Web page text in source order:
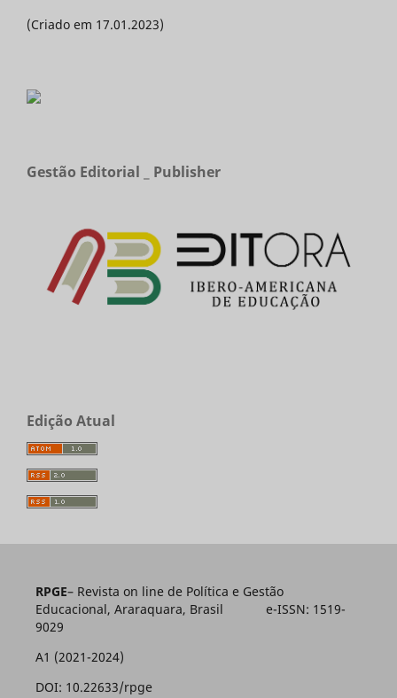
(Criado em 17.01.2023)
Gestão Editorial _ Publisher
Edição Atual
RPGE– Revista on line de Política e Gestão
Educacional, Araraquara, Brasil e-ISSN: 1519-
9029
A1 (2021-2024)
DOI: 10.22633/rpge